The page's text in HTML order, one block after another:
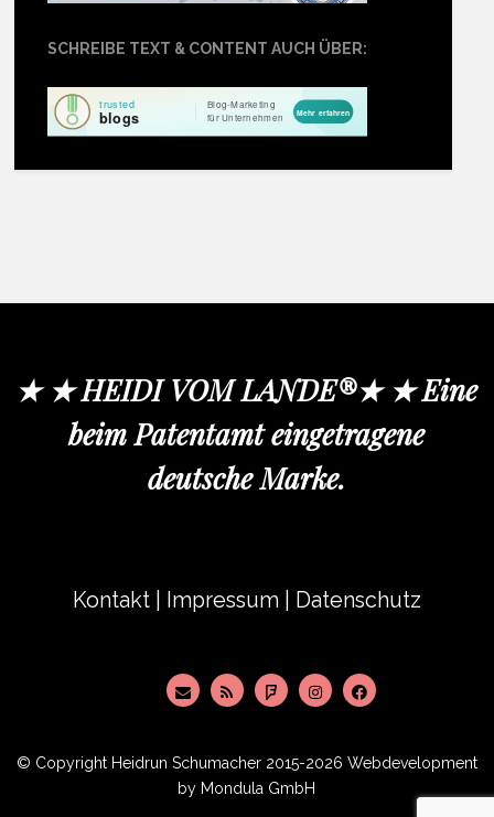
SCHREIBE TEXT & CONTENT AUCH ÜBER:
★ ★ HEIDI VOM LANDE®★ ★ Eine
beim Patentamt eingetragene
deutsche Marke.
Kontakt Impressum Datenschutz
© Copyright Heidrun Schumacher 2015-2026 Webdevelopment
by Mondula GmbH